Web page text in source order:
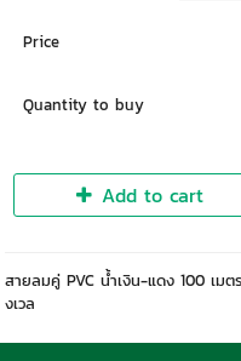
Price
Quantity to buy
Add to cart
สายลมคู่ PVC น้ำเงิน-แดง 100 เมต
งเวล